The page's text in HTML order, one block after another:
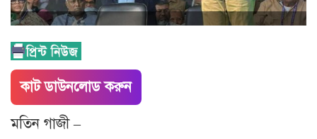
কাট ডাউনলোড করুন
মতিন গাজী –